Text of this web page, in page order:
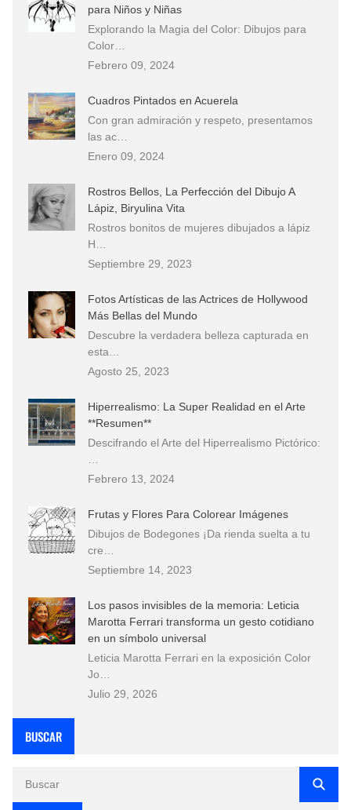
para Niños y Niñas
Explorando la Magia del Color: Dibujos para
Color…
Febrero 09, 2024
Cuadros Pintados en Acuerela
Con gran admiración y respeto, presentamos
las ac…
Enero 09, 2024
Rostros Bellos, La Perfección del Dibujo A
Lápiz, Biryulina Vita
Rostros bonitos de mujeres dibujados a lápiz
H…
Septiembre 29, 2023
Fotos Artísticas de las Actrices de Hollywood
Más Bellas del Mundo
Descubre la verdadera belleza capturada en
esta…
Agosto 25, 2023
Hiperrealismo: La Super Realidad en el Arte
**Resumen**
Descifrando el Arte del Hiperrealismo Pictórico:
Febrero 13, 2024
Frutas y Flores Para Colorear Imágenes
Dibujos de Bodegones ¡Da rienda suelta a tu
cre…
Septiembre 14, 2023
Los pasos invisibles de la memoria: Leticia
Marotta Ferrari transforma un gesto cotidiano
en un símbolo universal
Leticia Marotta Ferrari en la exposición Color
Jo…
Julio 29, 2026
BUSCAR